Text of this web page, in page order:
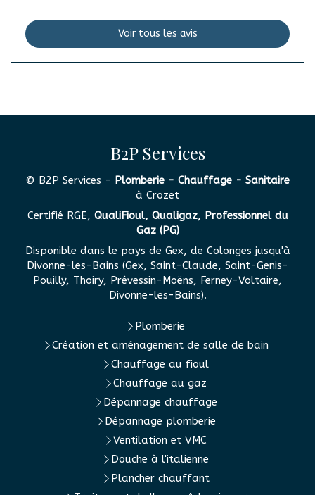
Voir tous les avis
B2P Services
© B2P Services - Plomberie - Chauffage - Sanitaire
à Crozet
Certifié RGE, QualiFioul, Qualigaz, Professionnel du
Gaz (PG)
Disponible dans le pays de Gex, de Colonges jusqu'à
Divonne-les-Bains (Gex, Saint-Claude, Saint-Genis-
Pouilly, Thoiry, Prévessin-Moëns, Ferney-Voltaire,
Divonne-les-Bains).
Plomberie
Création et aménagement de salle de bain
Chauffage au fioul
Chauffage au gaz
Dépannage chauffage
Dépannage plomberie
Ventilation et VMC
Douche à l'italienne
Plancher chauffant